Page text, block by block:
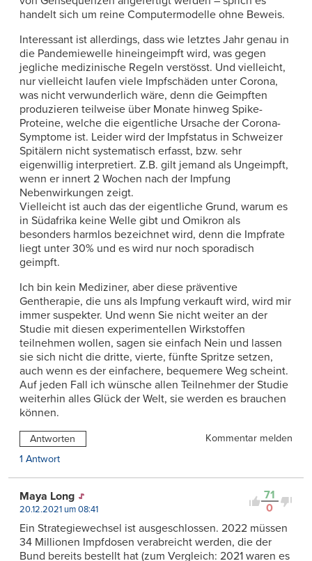
handelt sich um reine Computermodelle ohne Beweis.
Interessant ist allerdings, dass wie letztes Jahr genau in
die Pandemiewelle hineingeimpft wird, was gegen
jegliche medizinische Regeln verstösst. Und vielleicht,
nur vielleicht laufen viele Impfschäden unter Corona,
was nicht verwunderlich wäre, denn die Geimpften
produzieren teilweise über Monate hinweg Spike-
Proteine, welche die eigentliche Ursache der Corona-
Symptome ist. Leider wird der Impfstatus in Schweizer
Spitälern nicht systematisch erfasst, bzw. sehr
eigenwillig interpretiert. Z.B. gilt jemand als Ungeimpft,
wenn er innert 2 Wochen nach der Impfung
Nebenwirkungen zeigt.
Vielleicht ist auch das der eigentliche Grund, warum es
in Südafrika keine Welle gibt und Omikron als
besonders harmlos bezeichnet wird, denn die Impfrate
liegt unter 30% und es wird nur noch sporadisch
geimpft.
Ich bin kein Mediziner, aber diese präventive
Gentherapie, die uns als Impfung verkauft wird, wird mir
immer suspekter. Und wenn Sie nicht weiter an der
Studie mit diesen experimentellen Wirkstoffen
teilnehmen wollen, sagen sie einfach Nein und lassen
sie sich nicht die dritte, vierte, fünfte Spritze setzen,
auch wenn es der einfachere, bequemere Weg scheint.
Auf jeden Fall ich wünsche allen Teilnehmer der Studie
weiterhin alles Glück der Welt, sie werden es brauchen
können.
Antworten
Kommentar melden
1 Antwort
71
0
Maya Long
20.12.2021 um 08:41
Ein Strategiewechsel ist ausgeschlossen. 2022 müssen
34 Millionen Impfdosen verabreicht werden, die der
Bund bereits bestellt hat (zum Vergleich: 2021 waren es